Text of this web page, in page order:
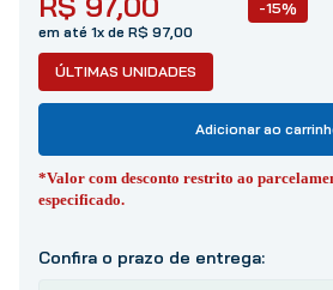
-15%
em até 1x de R$ 97,00
ÚLTIMAS UNIDADES
Adicionar ao
*Valor com desconto restrito ao
especificado.